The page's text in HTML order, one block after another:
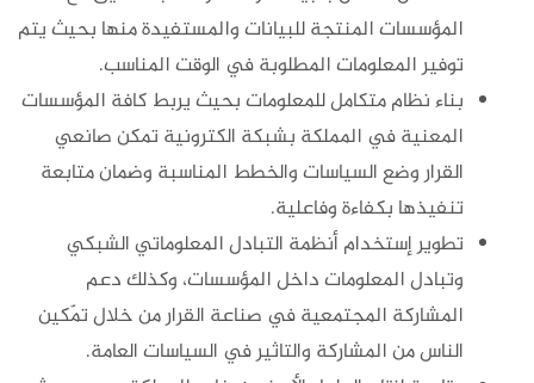
المؤسسات المنتجة للبيانات والمستفيدة منها بحيث يتم
توفير المعلومات المطلوبة في الوقت المناسب.
بناء نظام متكامل للمعلومات بحيث يربط كافة المؤسسات
المعنية في المملكة بشبكة الكترونية تمكن صانعي
القرار وضع السياسات والخطط المناسبة وضمان متابعة
تنفيذها بكفاءة وفاعلية.
تطوير إستخدام أنظمة التبادل المعلوماتي الشبكي
وتبادل المعلومات داخل المؤسسات، وكذلك دعم
المشاركة المجتمعية في صناعة القرار من خلال تمّكين
الناس من المشاركة والتاثير في السياسات العامة.